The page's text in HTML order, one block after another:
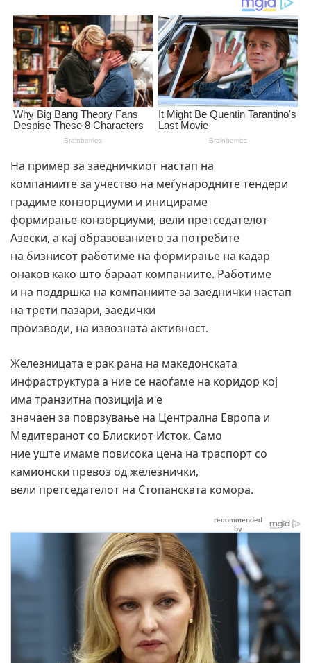
На пример за заедничкиот настап на
компаниите за учество на меѓународните тендери
градиме конзорциуми и иницираме
формирање конзорциуми, вели претседателот
Азески, а кај образованието за потребите
на бизнисот работиме на формирање на кадар
онаков како што бараат компаниите. Работиме
и на поддршка на компаниите за заеднички настап
на трети пазари, заедички
производи, на извозната активност.
Железницата е рак рана на македонската
инфраструктура а ние се наоѓаме на коридор кој
има транзитна позиција и е
значаен за поврзување на Централна Европа и
Медитеранот со Блискиот Исток. Само
ние уште имаме повисока цена на траспорт со
камионски превоз од железнички,
вели претседателот на Стопанската комора.